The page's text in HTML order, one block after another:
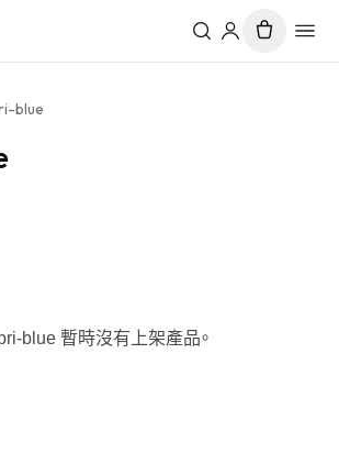
blue
blue 暫時沒有上架產品。